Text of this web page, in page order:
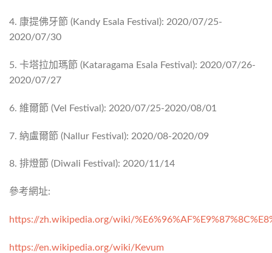
4. 康提佛牙節 (Kandy Esala Festival): 2020/07/25-
2020/07/30
5. 卡塔拉加瑪節 (Kataragama Esala Festival): 2020/07/26-
2020/07/27
6. 維爾節 (Vel Festival): 2020/07/25-2020/08/01
7. 納盧爾節 (Nallur Festival): 2020/08-2020/09
8. 排燈節 (Diwali Festival): 2020/11/14
參考網址:
https://zh.wikipedia.org/wiki/
https://en.wikipedia.org/wiki/Kevum